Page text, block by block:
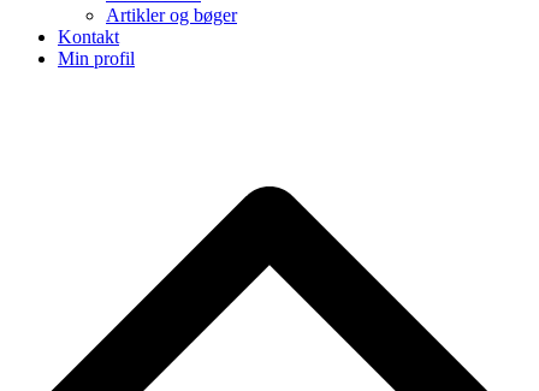
Artikler og bøger
Kontakt
Min profil